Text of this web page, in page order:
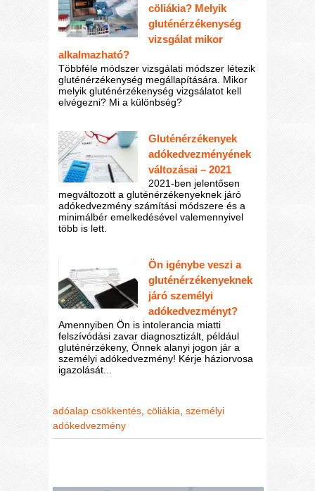
cöliákia? Melyik
gluténérzékenység
vizsgálat mikor
alkalmazható?
Többféle módszer vizsgálati módszer létezik
gluténérzékenység megállapítására. Mikor
melyik gluténérzékenység vizgsálatot kell
elvégezni? Mi a különbség?
Gluténérzékenyek
adókedvezményének
változásai – 2021
2021-ben jelentősen
megváltozott a gluténérzékenyeknek járó
adókedvezmény számítási módszere és a
minimálbér emelkedésével valemennyivel
több is lett.
Ön igénybe veszi a
gluténérzékenyeknek
járó személyi
adókedvezményt?
Amennyiben Ön is intolerancia miatti
felszívódási zavar diagnosztizált, például
gluténérzékeny, Önnek alanyi jogon jár a
személyi adókedvezmény! Kérje háziorvosa
igazolását...
adóalap csökkentés ,cöliákia ,személyi
adókedvezmény